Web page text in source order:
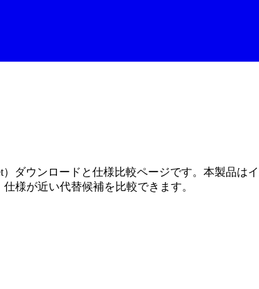
ダウンロードと仕様比較ページです。本製品は
様が近い代替候補を比較できます。